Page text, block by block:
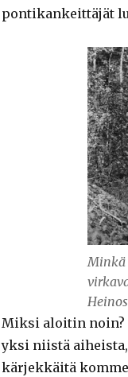
pontikankeittäjät
Minkä
Miksi aloitin noin?
yksi niistä
kärjekkäitä